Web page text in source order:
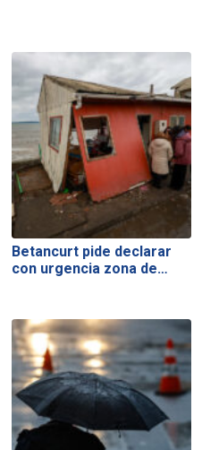
Betancurt pide declarar
con urgencia zona de…